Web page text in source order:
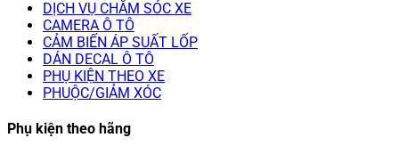
DỊCH VỤ CHĂM SÓC XE
CAMERA Ô TÔ
CẢM BIẾN ÁP SUẤT LỐP
DÁN DECAL Ô TÔ
PHỤ KIỆN THEO XE
PHUỘC/GIẢM XÓC
Phụ kiện theo hãng